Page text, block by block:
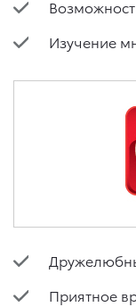
Изучение
Приятное